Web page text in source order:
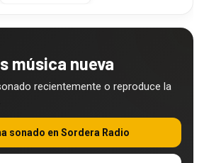
música nueva
recientemente o reproduce la
sonado en Sordera Radio